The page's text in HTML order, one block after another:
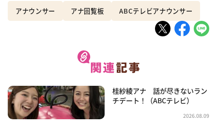
アナウンサー アナ回覧板 ABCテレビアナウンサー
桂紗綾アナ 話が尽きないラン
チデート！（ABCテレビ）
2026.08.09